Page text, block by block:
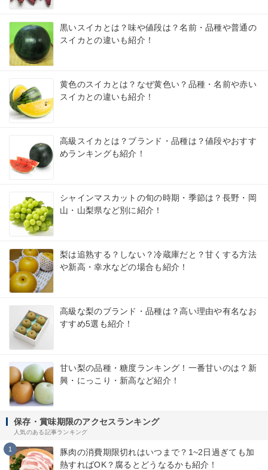
黒いスイカとは？味や値段は？名前・品種や普通の
スイカとの違いも紹介！
黄色のスイカとは？なぜ黄色い？品種・名前や赤い
スイカとの違いも紹介！
高級スイカとは？ブランド・品種は？値段やおすす
めランキングも紹介！
シャインマスカットの旬の時期・季節は？長野・岡
山・山梨県など別に紹介！
梨は追熟する？しない？冷蔵庫だと？甘くする方法
や新高・幸水などの場合も紹介！
高級な梨のブランド・品種は？高い理由や有名なお
すすめ5選も紹介！
甘い梨の品種・糖度ランキング！一番甘いのは？新
興・にっこり・新高など紹介！
保存・賞味期限のアクセスランキング
人気のある記事ランキング
1
豚肉の消費期限切れはいつまで？1~2日過ぎても加
熱すればOK？腐るとどうなるかも紹介！